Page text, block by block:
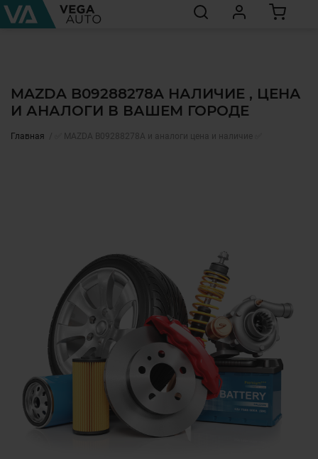
MAZDA B09288278A НАЛИЧИЕ , ЦЕНА
И АНАЛОГИ В ВАШЕМ ГОРОДЕ
Главная ✅ MAZDA B09288278A и аналоги цена и наличие ✅